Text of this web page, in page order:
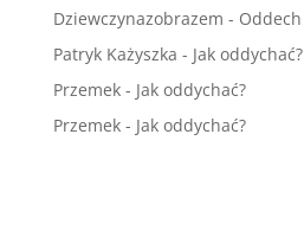
Dziewczynazobrazem - Oddech
Patryk Każyszka - Jak oddychać?
Przemek- Jak oddychać?
Przemek- Jak oddychać?